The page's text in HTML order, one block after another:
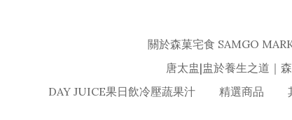
關於森菓宅食 SAMGO
唐太盅|盅於養生之道｜
DAY JUICE果日飲冷壓蔬果汁
精選商品